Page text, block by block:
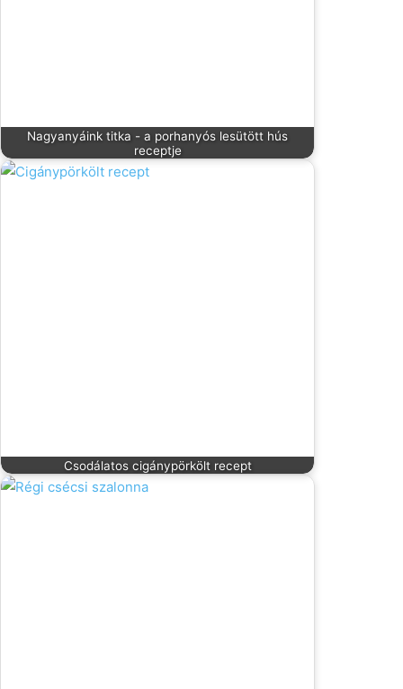
Nagyanyáink titka - a porhanyós lesütött hús
receptje
Csodálatos cigánypörkölt recept